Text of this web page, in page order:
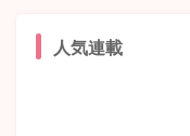
人気連載